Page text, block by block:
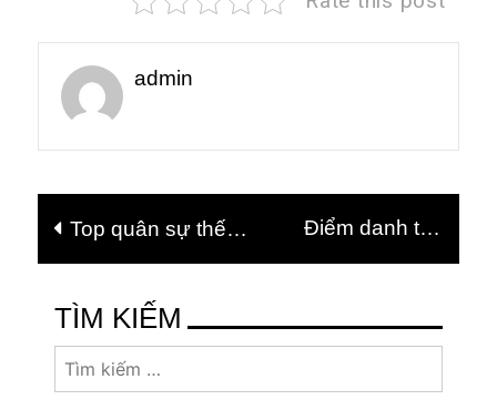
admin
Điều
hướng
bài
viết
Top quân sự thế
giới mạnh nhất
thuộc về nước nào?
Điểm danh top
khách sạn Đà Lạt
sống ảo
TÌM KIẾM
Tìm
kiếm